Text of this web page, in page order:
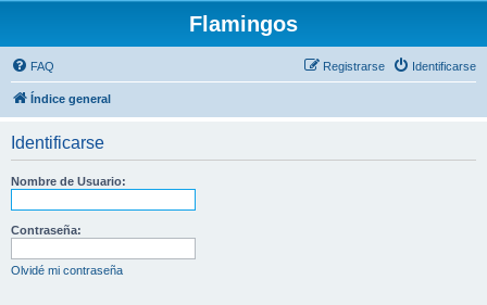
Flamingos
FAQ Identificarse
Registrarse
Índice general
Identificarse
Nombre de Usuario:
Contraseña:
Olvidé mi contraseña